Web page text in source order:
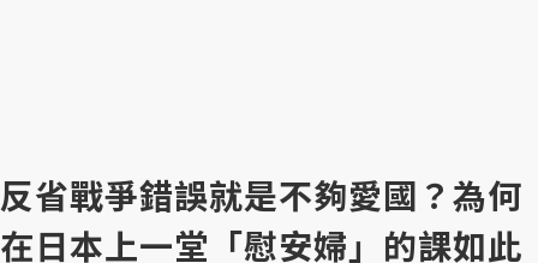
反省戰爭錯誤就是不夠愛國？為何
在日本上一堂「慰安婦」的課如此